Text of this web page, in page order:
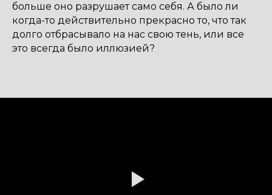
больше оно разрушает само себя. А было ли
когда-то действительно прекрасно то, что так
долго отбрасывало на нас свою тень, или все
это всегда было иллюзией?